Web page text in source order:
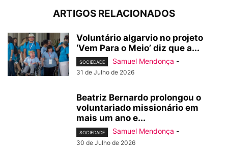
ARTIGOS RELACIONADOS
Voluntário algarvio no projeto
‘Vem Para o Meio’ diz que a...
SOCIEDADE Samuel Mendonça -
31 de Julho de 2026
Beatriz Bernardo prolongou o
voluntariado missionário em
mais um ano e...
SOCIEDADE Samuel Mendonça -
30 de Julho de 2026